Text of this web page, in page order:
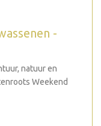
-
natuur en
Weekend